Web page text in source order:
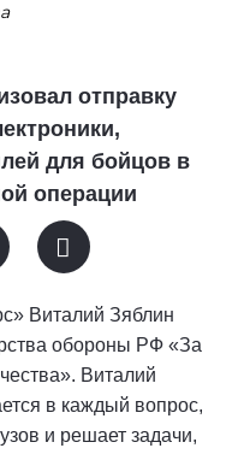
отправку
для бойцов в
операции
Виталий Зяблин
обороны РФ «За
Виталий
в каждый вопрос,
и решает задачи,